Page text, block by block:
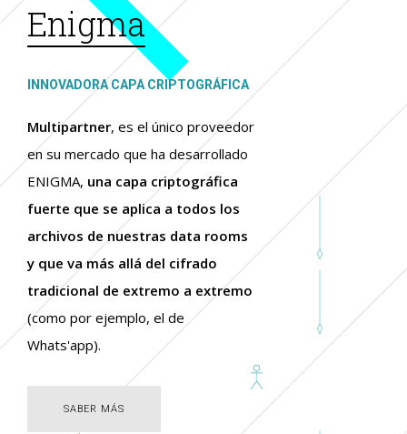
Enigma
INNOVADORA CAPA CRIPTOGRÁFICA
Multipartner, es el único proveedor
en su mercado que ha desarrollado
ENIGMA, una capa criptográfica
fuerte que se aplica a todos los
archivos de nuestras data rooms
y que va más allá del cifrado
tradicional de extremo a extremo
(como por ejemplo, el de
Whats'app).
SABER MÁS
SABER MÁS